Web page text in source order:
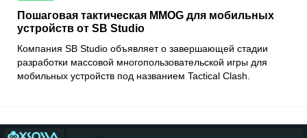
Пошаговая тактическая ММОG для мобильных
устройств от SB Studio
Компания SB Studio объявляет о завершающей стадии
разработки массовой многопользовательской игры для
мобильных устройств под названием Tactical Clash.